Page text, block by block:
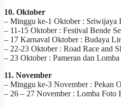
10. Oktober
– Minggu ke-1 Oktober : Sriwijaya
– 11-15 Oktober : Festival Bende
– 17 Karnaval Oktober : Budaya
– 22-23 Oktober : Road Race and
– 23 Oktober : Pameran dan
11. November
– Minggu ke-3 November : Pekan
– 26 – 27 November : Lomba Foto